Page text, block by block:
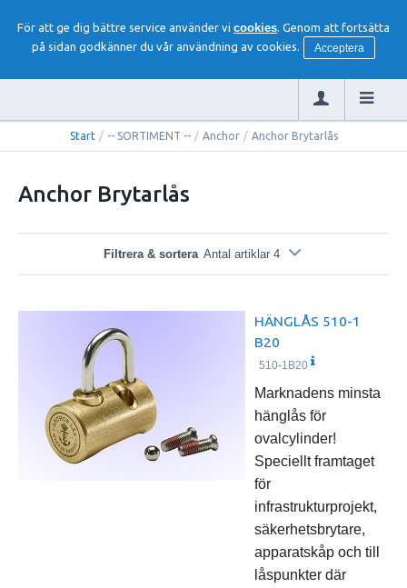
För att ge dig bättre service använder vi cookies. Genom att fortsätta
på sidan godkänner du vår användning av cookies.
Acceptera
Start / -- SORTIMENT -- / Anchor / Anchor Brytarlås
Anchor Brytarlås
Filtrera & sortera Antal artiklar 4
HÄNGLÅS 510-1
B20
510-1B20
Marknadens minsta
hänglås för
ovalcylinder!
Speciellt framtaget
för
infrastrukturprojekt,
säkerhetsbrytare,
apparatskåp och till
låspunkter där